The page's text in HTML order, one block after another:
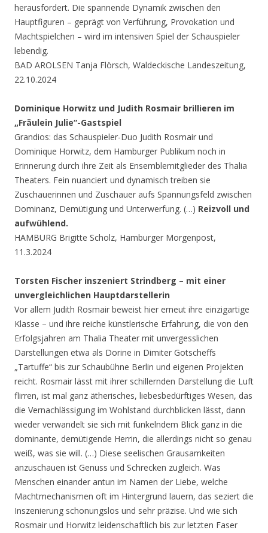
herausfordert. Die spannende Dynamik zwischen den
Hauptfiguren – geprägt von Verführung, Provokation und
Machtspielchen – wird im intensiven Spiel der Schauspieler
lebendig.
BAD AROLSEN Tanja Flörsch, Waldeckische Landeszeitung,
22.10.2024
Dominique Horwitz und Judith Rosmair brillieren im
„Fräulein Julie“-Gastspiel
Grandios: das Schauspieler-Duo Judith Rosmair und
Dominique Horwitz, dem Hamburger Publikum noch in
Erinnerung durch ihre Zeit als Ensemblemitglieder des Thalia
Theaters. Fein nuanciert und dynamisch treiben sie
Zuschauerinnen und Zuschauer aufs Spannungsfeld zwischen
Dominanz, Demütigung und Unterwerfung. (…) Reizvoll und
aufwühlend.
HAMBURG Brigitte Scholz, Hamburger Morgenpost,
11.3.2024
Torsten Fischer inszeniert Strindberg – mit einer
unvergleichlichen Hauptdarstellerin
Vor allem Judith Rosmair beweist hier erneut ihre einzigartige
Klasse – und ihre reiche künstlerische Erfahrung, die von den
Erfolgsjahren am Thalia Theater mit unvergesslichen
Darstellungen etwa als Dorine in Dimiter Gotscheffs
„Tartuffe“ bis zur Schaubühne Berlin und eigenen Projekten
reicht. Rosmair lässt mit ihrer schillernden Darstellung die Luft
flirren, ist mal ganz ätherisches, liebesbedürftiges Wesen, das
die Vernachlässigung im Wohlstand durchblicken lässt, dann
wieder verwandelt sie sich mit funkelndem Blick ganz in die
dominante, demütigende Herrin, die allerdings nicht so genau
weiß, was sie will. (…) Diese seelischen Grausamkeiten
anzuschauen ist Genuss und Schrecken zugleich. Was
Menschen einander antun im Namen der Liebe, welche
Machtmechanismen oft im Hintergrund lauern, das seziert die
Inszenierung schonungslos und sehr präzise. Und wie sich
Rosmair und Horwitz leidenschaftlich bis zur letzten Faser